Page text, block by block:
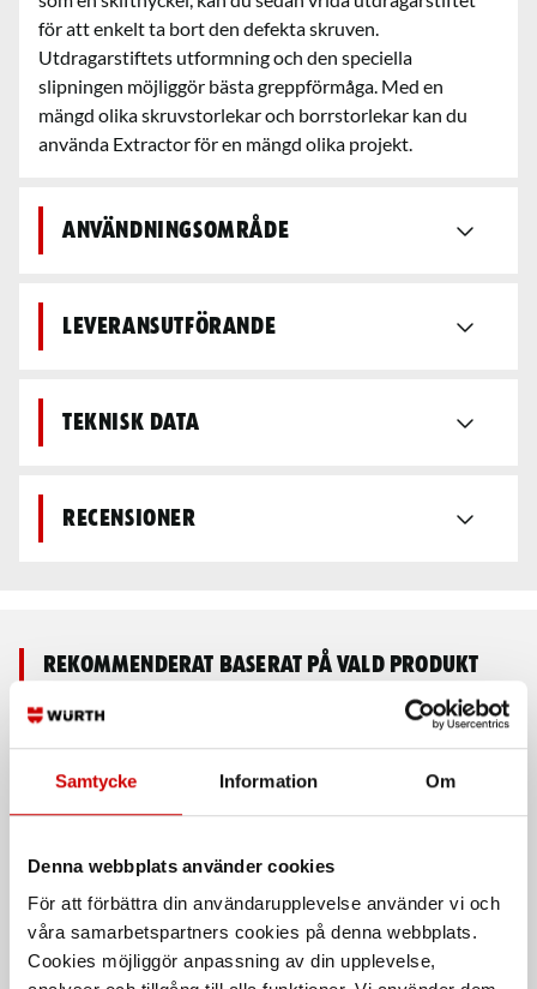
Samtycke Information Om
Denna webbplats använder cookies
För att förbättra din användarupplevelse använder vi och
våra samarbetspartners cookies på denna webbplats.
Cookies möjliggör anpassning av din upplevelse,
för att enkelt ta bort den defekta skruven.
Utdragarstiftets utformning och den speciella
slipningen möjliggör bästa greppförmåga. Med en
mängd olika skruvstorlekar och borrstorlekar kan du
använda Extractor för en mängd olika projekt.
Användningsområde
Leveransutförande
Teknisk data
Recensioner
Rekommenderat baserat på vald produkt
Skruvutdragarsats
Bulturdragarsats
Dormer M902